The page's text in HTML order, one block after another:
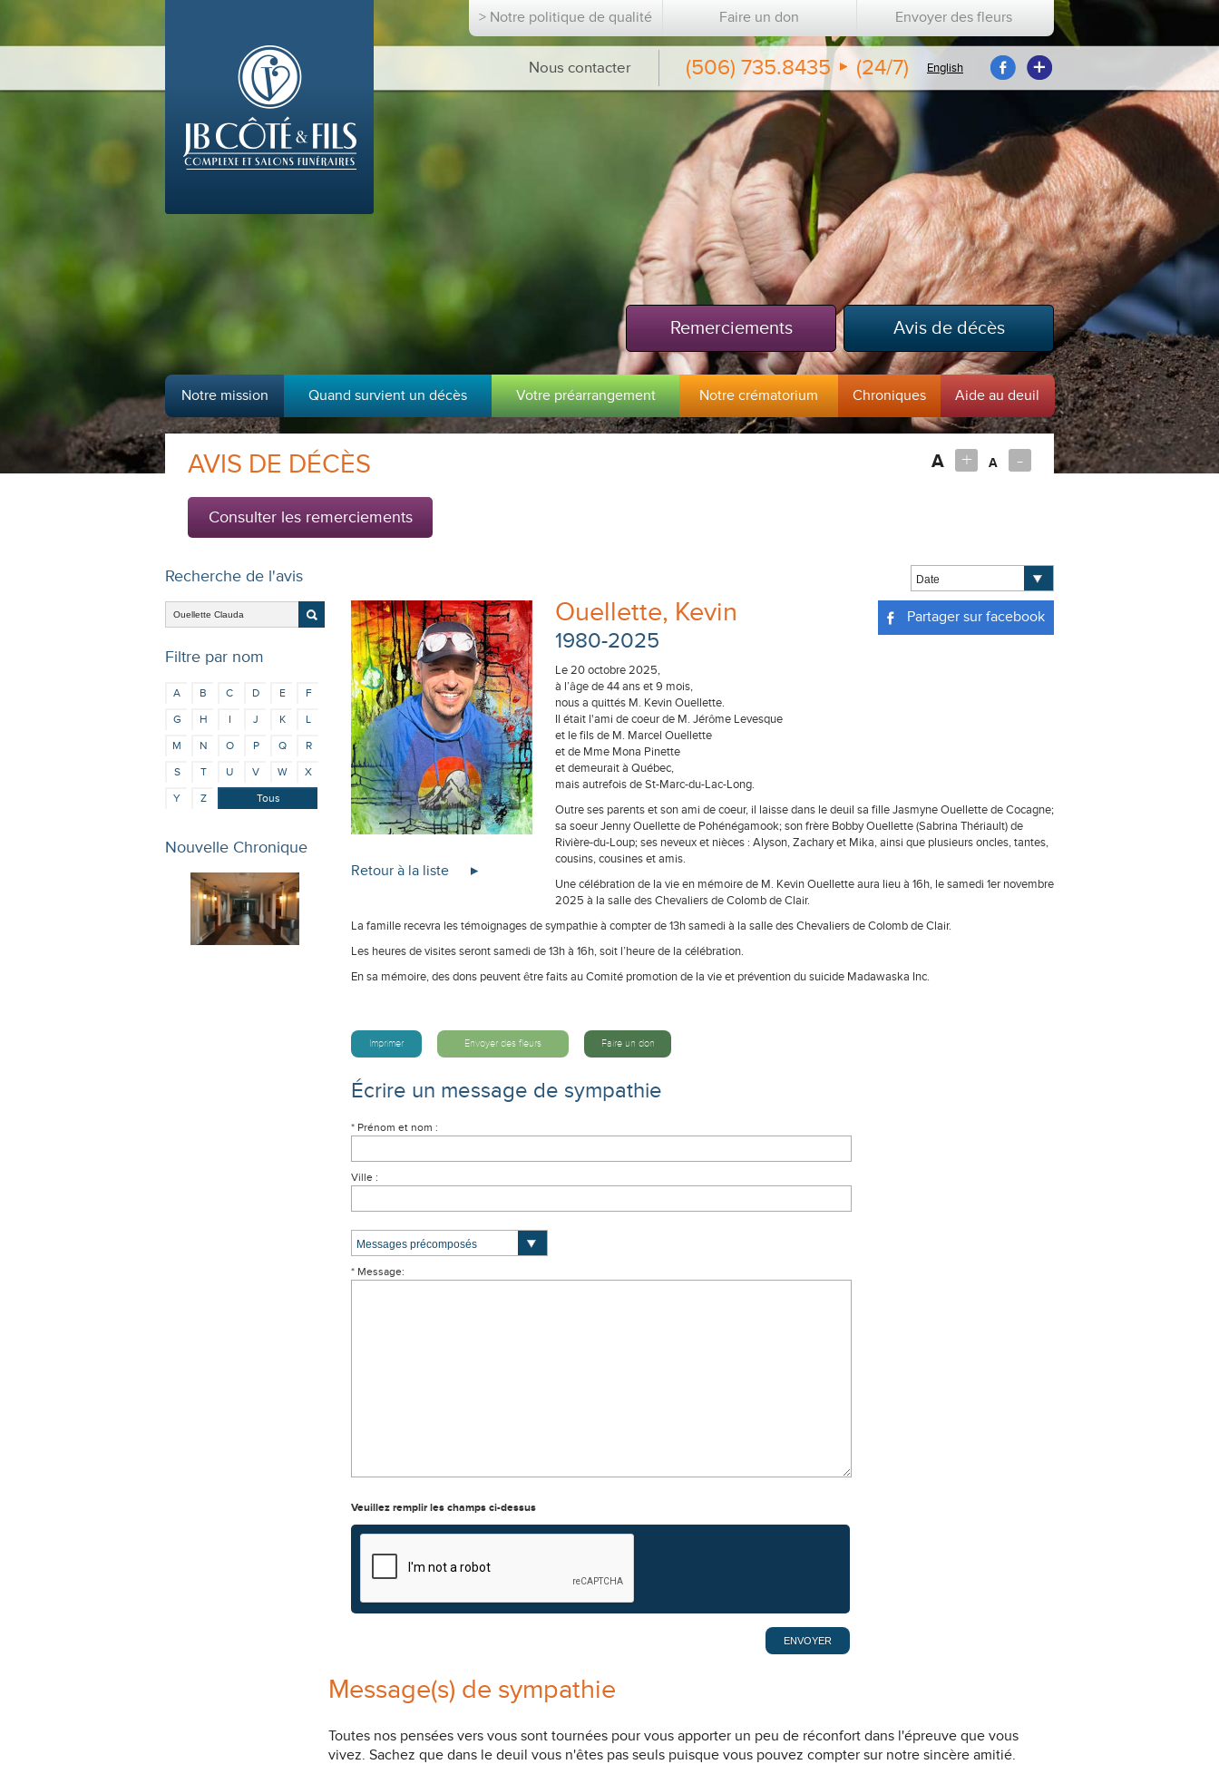
> Notre politique de qualité Faire un don Envoyer des fleurs
Nous contacter (506) 735.8435 (24/7) English
Avis de décès
Remerciements
Notre mission Quand survient un décès Votre préarrangement Notre crématorium Chroniques Aide au deuil
A + A -
AVIS DE DÉCÈS
Consulter les remerciements
Recherche de l'avis
Filtre par nom
A B C D E
F
G
H I J K
L
M
N O P Q
R
S
T U V W
X
Y
Z Tous
Retour à la liste
Partager sur facebook
Ouellette, Kevin
1980-2025
Le 20 octobre 2025,
à l’âge de 44 ans et 9 mois,
nous a quittés M. Kevin Ouellette.
Il était l'ami de coeur de M. Jérôme Levesque
et le fils de M. Marcel Ouellette
et de Mme Mona Pinette
et demeurait à Québec,
mais autrefois de St-Marc-du-Lac-Long.
Outre ses parents et son ami de coeur, il laisse dans le deuil sa fille Jasmyne Ouellette de Cocagne;
sa soeur Jenny Ouellette de Pohénégamook; son frère Bobby Ouellette (Sabrina Thériault) de
Rivière-du-Loup; ses neveux et nièces : Alyson, Zachary et Mika, ainsi que plusieurs oncles, tantes,
cousins, cousines et amis.
Une célébration de la vie en mémoire de M. Kevin Ouellette aura lieu à 16h, le samedi 1er novembre
2025 à la salle des Chevaliers de Colomb de Clair.
La famille recevra les témoignages de sympathie à compter de 13h samedi à la salle des Chevaliers de Colomb de Clair.
Les heures de visites seront samedi de 13h à 16h, soit l’heure de la célébration.
En sa mémoire, des dons peuvent être faits au Comité promotion de la vie et prévention du suicide Madawaska Inc.
Imprimer Envoyer des fleurs Faire un don
Écrire un message de sympathie
* Prénom et nom :
Ville :
* Message:
Veuillez remplir les champs ci-dessus
Message(s) de sympathie
Toutes nos pensées vers vous sont tournées pour vous apporter un peu de réconfort dans l'épreuve que vous
vivez. Sachez que dans le deuil vous n'êtes pas seuls puisque vous pouvez compter sur notre sincère amitié.
Nouvelle Chronique